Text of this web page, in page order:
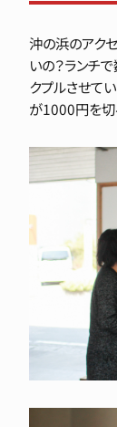
沖の浜のアク
いの？ランチ
クプルさせて
が1000円を切